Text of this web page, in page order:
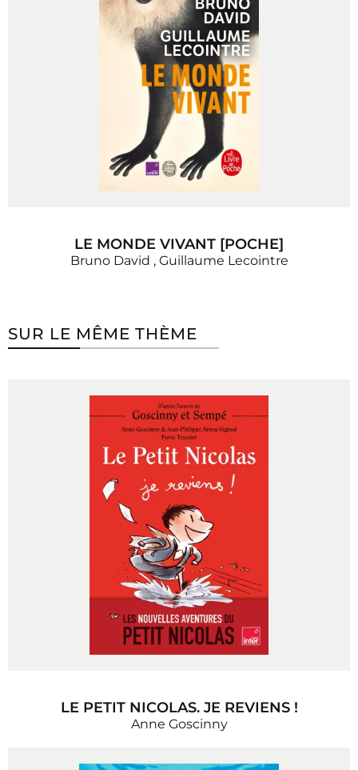
LE MONDE VIVANT [POCHE]
Bruno David , Guillaume Lecointre
SUR LE MÊME THÈME
LE PETIT NICOLAS. JE REVIENS !
Anne Goscinny